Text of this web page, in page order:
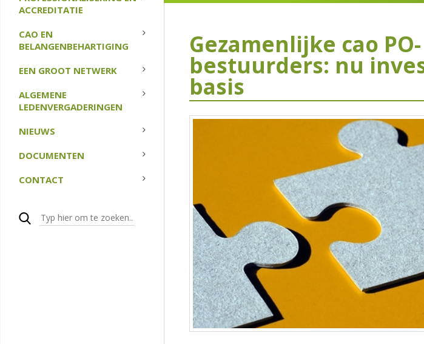
ACCREDITATIE
CAO EN
BELANGENBEHARTIGING
EEN GROOT NETWERK
ALGEMENE
LEDENVERGADERINGEN
NIEUWS
DOCUMENTEN
CONTACT
Gezamenlijke cao
bestuurders: nu
basis